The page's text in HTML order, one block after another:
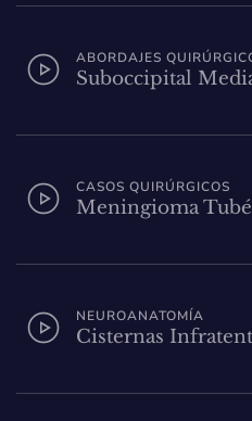
ABORDAJES
Suboccipital
CASOS QUIRÚRGICOS
Meningioma
NEUROANATOMÍA
Cisternas